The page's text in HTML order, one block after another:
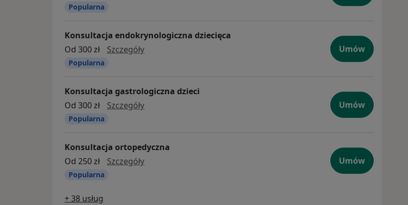
Popularna
Konsultacja endokrynologiczna dziecięca
Od 300 zł
Szczegółykonsultacja endokrynologiczna dziecięca
Popularna
Umów
Konsultacja gastrologiczna dzieci
Od 300 zł
Szczegółykonsultacja gastrologiczna dzieci
Popularna
Umów
Konsultacja ortopedyczna
Od 250 zł
Szczegółykonsultacja ortopedyczna
Popularna
Umów
+ 38 usług